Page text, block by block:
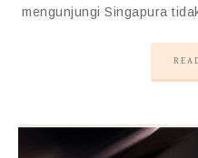
mengunjungi Singapura